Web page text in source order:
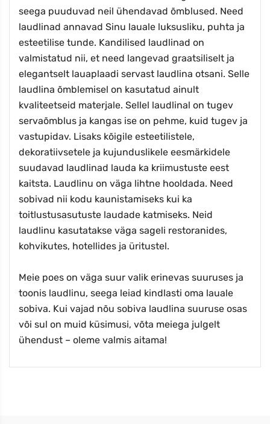
seega puuduvad neil ühendavad õmblused. Need
laudlinad annavad Sinu lauale luksusliku, puhta ja
esteetilise tunde. Kandilised laudlinad on
valmistatud nii, et need langevad graatsiliselt ja
elegantselt lauaplaadi servast laudlina otsani. Selle
laudlina õmblemisel on kasutatud ainult
kvaliteetseid materjale. Sellel laudlinal on tugev
servaõmblus ja kangas ise on pehme, kuid tugev ja
vastupidav. Lisaks kõigile esteetilistele,
dekoratiivsetele ja kujunduslikele eesmärkidele
suudavad laudlinad lauda ka kriimustuste eest
kaitsta. Laudlinu on väga lihtne hooldada. Need
sobivad nii kodu kaunistamiseks kui ka
toitlustusasutuste laudade katmiseks. Neid
laudlinu kasutatakse väga sageli restoranides,
kohvikutes, hotellides ja üritustel.
Meie poes on väga suur valik erinevas suuruses ja
toonis laudlinu, seega leiad kindlasti oma lauale
sobiva. Kui vajad nõu sobiva laudlina suuruse osas
või sul on muid küsimusi, võta meiega julgelt
ühendust – oleme valmis aitama!